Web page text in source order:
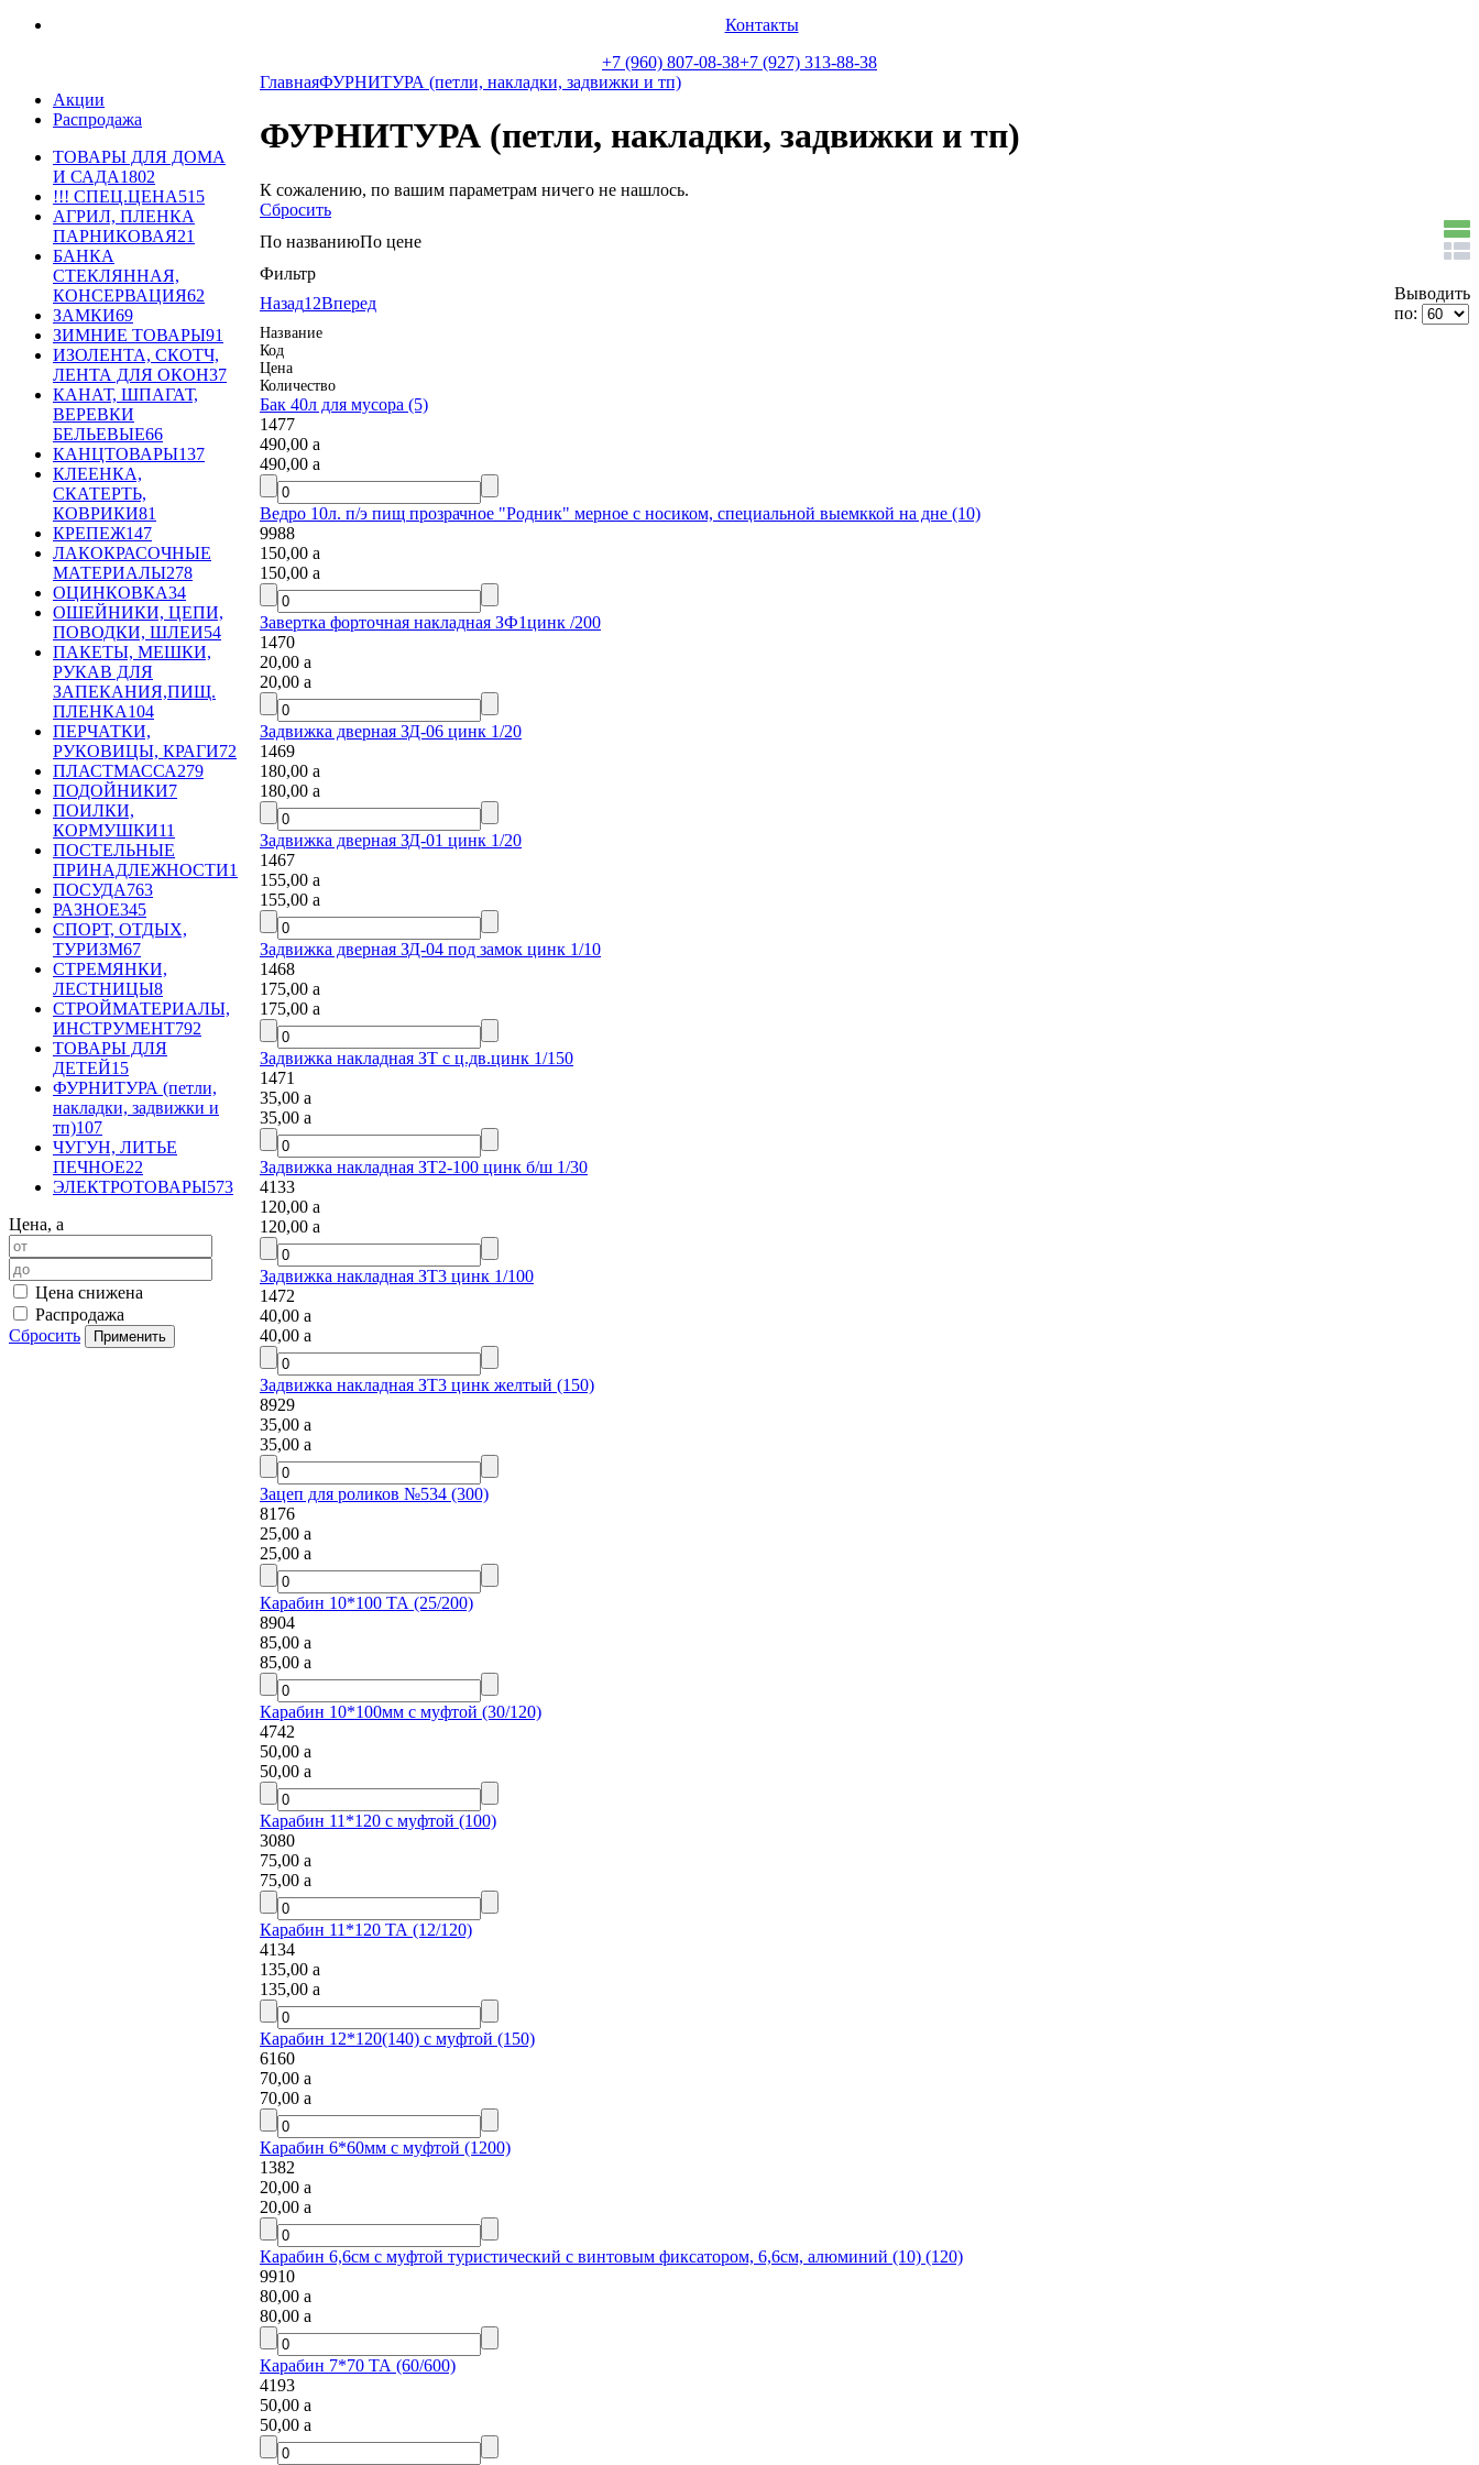
Контакты
+7 (960) 807-08-38+7 (927) 313-88-38
Акции
Распродажа
ТОВАРЫ ДЛЯ ДОМА
И САДА1802
!!! СПЕЦ.ЦЕНА515
АГРИЛ, ПЛЕНКА
ПАРНИКОВАЯ21
БАНКА
СТЕКЛЯННАЯ,
КОНСЕРВАЦИЯ62
ЗАМКИ69
ЗИМНИЕ ТОВАРЫ91
ИЗОЛЕНТА, СКОТЧ,
ЛЕНТА ДЛЯ ОКОН37
КАНАТ, ШПАГАТ,
ВЕРЕВКИ
БЕЛЬЕВЫЕ66
КАНЦТОВАРЫ137
КЛЕЕНКА,
СКАТЕРТЬ,
КОВРИКИ81
КРЕПЕЖ147
ЛАКОКРАСОЧНЫЕ
МАТЕРИАЛЫ278
ОЦИНКОВКА34
ОШЕЙНИКИ, ЦЕПИ,
ПОВОДКИ, ШЛЕИ54
ПАКЕТЫ, МЕШКИ,
РУКАВ ДЛЯ
ЗАПЕКАНИЯ,ПИЩ.
ПЛЕНКА104
ПЕРЧАТКИ,
РУКОВИЦЫ, КРАГИ72
ПЛАСТМАССА279
ПОДОЙНИКИ7
ПОИЛКИ,
КОРМУШКИ11
ПОСТЕЛЬНЫЕ
ПРИНАДЛЕЖНОСТИ1
ПОСУДА763
РАЗНОЕ345
СПОРТ, ОТДЫХ,
ТУРИЗМ67
СТРЕМЯНКИ,
ЛЕСТНИЦЫ8
СТРОЙМАТЕРИАЛЫ,
ИНСТРУМЕНТ792
ТОВАРЫ ДЛЯ
ДЕТЕЙ15
ФУРНИТУРА (петли,
накладки, задвижки и
тп)107
ЧУГУН, ЛИТЬЕ
ПЕЧНОЕ22
ЭЛЕКТРОТОВАРЫ573
Цена, a
Цена снижена
Распродажа
Сбросить
ГлавнаяФУРНИТУРА (петли, накладки, задвижки и тп)
ФУРНИТУРА (петли, накладки, задвижки и тп)
К сожалению, по вашим параметрам ничего не нашлось.
Сбросить
По названиюПо цене
Фильтр
Назад1 2Вперед
Выводить
по:
Название
Код
Цена
Количество
Бак 40л для мусора (5)
1477
490,00 a
490,00 a
Ведро 10л. п/э пищ прозрачное "Родник" мерное с носиком, специальной выемккой на дне (10)
9988
150,00 a
150,00 a
Завертка форточная накладная ЗФ1цинк /200
1470
20,00 a
20,00 a
Задвижка дверная ЗД-06 цинк 1/20
1469
180,00 a
180,00 a
Задвижка дверная ЗД-01 цинк 1/20
1467
155,00 a
155,00 a
Задвижка дверная ЗД-04 под замок цинк 1/10
1468
175,00 a
175,00 a
Задвижка накладная ЗТ с ц.дв.цинк 1/150
1471
35,00 a
35,00 a
Задвижка накладная ЗТ2-100 цинк б/ш 1/30
4133
120,00 a
120,00 a
Задвижка накладная ЗТ3 цинк 1/100
1472
40,00 a
40,00 a
Задвижка накладная ЗТ3 цинк желтый (150)
8929
35,00 a
35,00 a
Зацеп для роликов №534 (300)
8176
25,00 a
25,00 a
Карабин 10*100 ТА (25/200)
8904
85,00 a
85,00 a
Карабин 10*100мм с муфтой (30/120)
4742
50,00 a
50,00 a
Карабин 11*120 с муфтой (100)
3080
75,00 a
75,00 a
Карабин 11*120 ТА (12/120)
4134
135,00 a
135,00 a
Карабин 12*120(140) с муфтой (150)
6160
70,00 a
70,00 a
Карабин 6*60мм с муфтой (1200)
1382
20,00 a
20,00 a
Карабин 6,6см с муфтой туристический с винтовым фиксатором, 6,6см, алюминий (10) (120)
9910
80,00 a
80,00 a
Карабин 7*70 ТА (60/600)
4193
50,00 a
50,00 a